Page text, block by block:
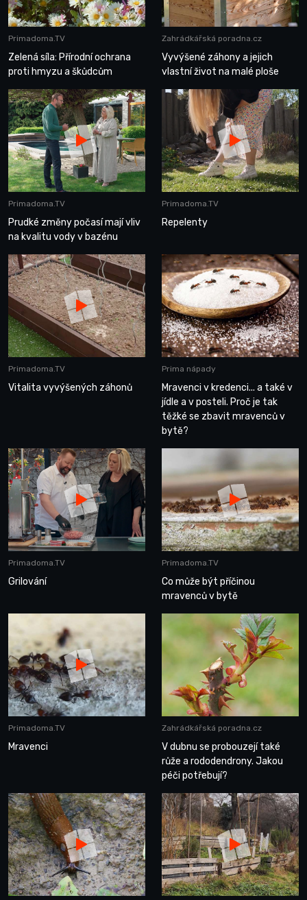
Primadoma.TV
Zelená síla: Přírodní ochrana
proti hmyzu a škůdcům
Zahrádkářská poradna.cz
Vyvýšené záhony a jejich
vlastní život na malé ploše
Primadoma.TV
Prudké změny počasí mají vliv
na kvalitu vody v bazénu
Primadoma.TV
Repelenty
Primadoma.TV
Vitalita vyvýšených záhonů
Prima nápady
Mravenci v kredenci... a také v
jídle a v posteli. Proč je tak
těžké se zbavit mravenců v
bytě?
Primadoma.TV
Grilování
Primadoma.TV
Co může být příčinou
mravenců v bytě
Primadoma.TV
Mravenci
Zahrádkářská poradna.cz
V dubnu se probouzejí také
růže a rododendrony. Jakou
péči potřebují?